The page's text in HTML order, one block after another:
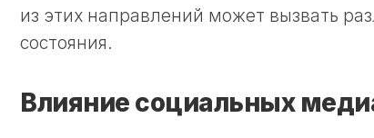
из этих направлений может вызвать
состояния.
Влияние социальных